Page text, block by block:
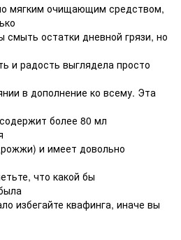
мягким очищающим средством,
смыть остатки дневной грязи, но
и радость выглядела просто
в дополнение ко всему. Эта
более 80 мл
и имеет довольно
что какой бы
избегайте квафинга, иначе вы